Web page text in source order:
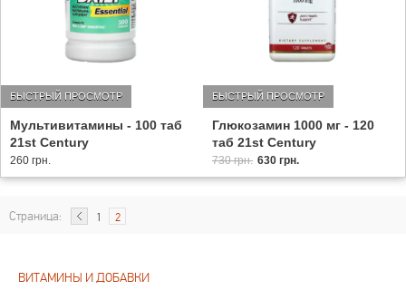
Мультивитамины - 100 таб
21st Century
БЫСТРЫЙ ПРОСМОТР
260 грн.
Глюкозамин 1000 мг - 120
таб 21st Century
БЫСТРЫЙ ПРОСМОТР
730 грн. 630 грн.
Страница: 1 2
ВИТАМИНЫ И ДОБАВКИ